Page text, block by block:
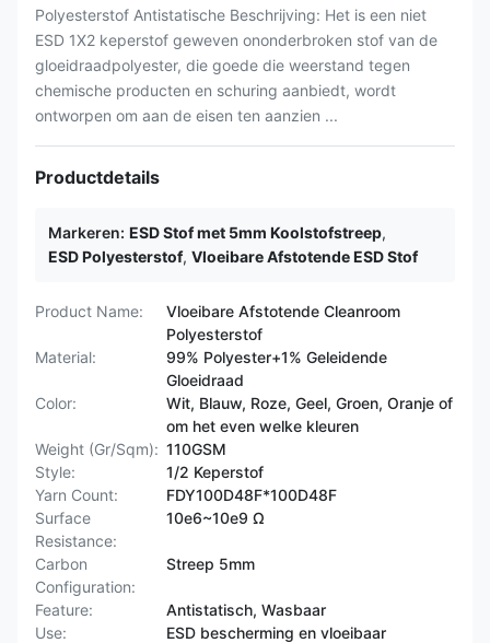
Polyesterstof Antistatische Beschrijving: Het is een niet
ESD 1X2 keperstof geweven ononderbroken stof van de
gloeidraadpolyester, die goede die weerstand tegen
chemische producten en schuring aanbiedt, wordt
ontworpen om aan de eisen ten aanzien ...
Productdetails
Markeren: ESD Stof met 5mm Koolstofstreep,
ESD Polyesterstof, Vloeibare Afstotende ESD Stof
Product Name:
Vloeibare Afstotende Cleanroom
Polyesterstof
Material:
99% Polyester+1% Geleidende
Gloeidraad
Color:
Wit, Blauw, Roze, Geel, Groen, Oranje of
om het even welke kleuren
Weight (Gr/Sqm): 110GSM
Style:
1/2 Keperstof
Yarn Count:
FDY100D48F*100D48F
Surface
Resistance:
10e6~10e9 Ω
Carbon
Configuration:
Streep 5mm
Feature:
Antistatisch, Wasbaar
Use:
ESD bescherming en vloeibaar